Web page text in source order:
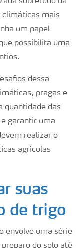
climáticas mais
um papel
possibilita uma
dessa
pragas e
quantidade das
garantir uma
realizar o
agrícolas
suas
de trigo
envolve uma série
do solo até